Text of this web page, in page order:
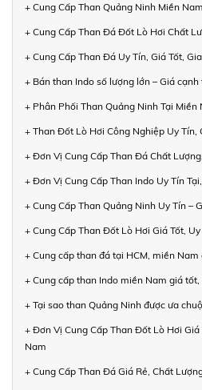
+ Cung Cấp Than Quảng Ninh Miền
+ Cung Cấp Than Đá Đốt Lò Hơi Chất
+ Cung Cấp Than Đá Uy Tín, Giá Tốt,
+ Bán than Indo số lượng lớn – Giá
+ Phân Phối Than Quảng Ninh Tại Miền
+ Than Đốt Lò Hơi Công Nghiệp Uy Tín,
+ Đơn Vị Cung Cấp Than Đá Chất
+ Đơn Vị Cung Cấp Than Indo Uy Tín
+ Cung Cấp Than Quảng Ninh Uy Tín –
+ Cung Cấp Than Đốt Lò Hơi Giá Tốt,
+ Cung cấp than đá tại HCM, miền
+ Cung cấp than Indo miền Nam giá
+ Tại sao than Quảng Ninh được ưa
+ Đơn Vị Cung Cấp Than Đốt Lò Hơi
Nam
+ Cung Cấp Than Đá Giá Rẻ, Chất